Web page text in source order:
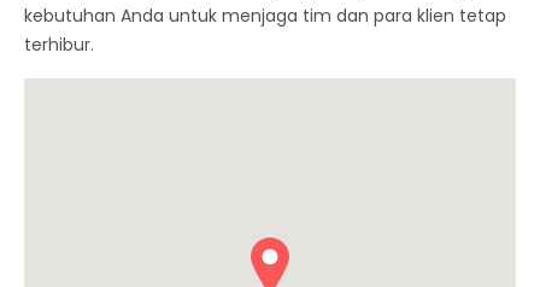
kebutuhan Anda untuk menjaga tim dan para klien tetap
terhibur.